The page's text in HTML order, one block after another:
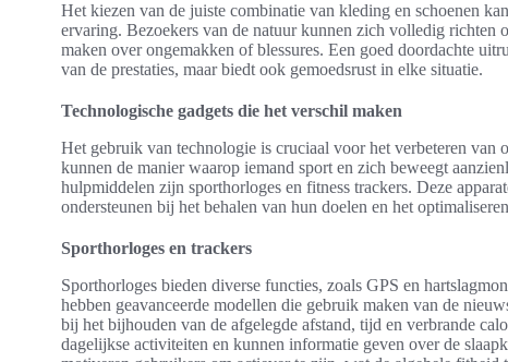
Het kiezen van de juiste combinatie van kleding en schoenen
ervaring. Bezoekers van de natuur kunnen zich volledig richten
maken over ongemakken of blessures. Een goed doordachte
van de prestaties, maar biedt ook gemoedsrust in elke situatie.
Technologische gadgets die het verschil maken
Het gebruik van technologie is cruciaal voor het verbeteren van
kunnen de manier waarop iemand sport en zich beweegt
hulpmiddelen zijn sporthorloges en fitness trackers. Deze
ondersteunen bij het behalen van hun doelen en het
Sporthorloges en trackers
Sporthorloges bieden diverse functies, zoals GPS en
hebben geavanceerde modellen die gebruik maken van de
bij het bijhouden van de afgelegde afstand, tijd en verbrande
dagelijkse activiteiten en kunnen informatie geven over de